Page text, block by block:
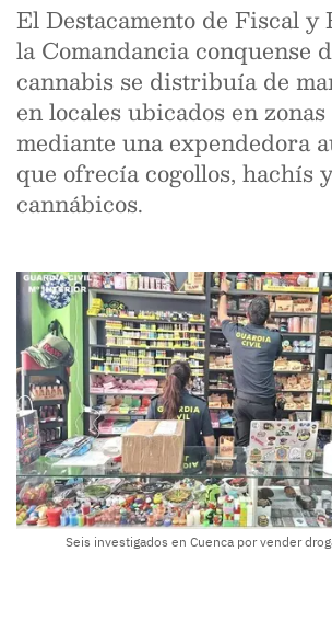
El Destacamento de Fiscal y
la Comandancia conquense
cannabis se distribuía de
en locales ubicados en
mediante una expendedora
que ofrecía cogollos, hachís
cannábicos.
Seis investigados en Cuenca por vender